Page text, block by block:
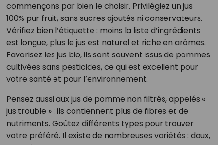
commençons par bien le choisir. Privilégiez un jus
100% pur fruit, sans sucres ajoutés ni conservateurs.
Vérifiez bien l’étiquette : moins la liste d’ingrédients
est longue, plus le jus est naturel et riche en arômes.
Favorisez les jus bio, ils sont souvent issus de pommes
cultivées sans pesticides, ce qui est excellent pour
votre santé et pour l’environnement.
Pensez aussi aux jus de pomme non filtrés, appelés «
jus trouble » : ils contiennent plus de fibres et de
nutriments. Goûtez différents types pour trouver
votre préféré. Il existe de nombreuses variétés : doux,